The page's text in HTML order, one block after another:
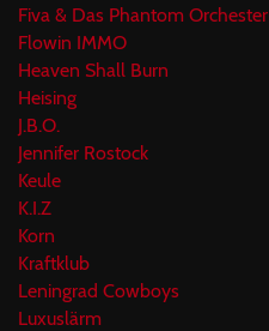
Fiva & Das Phantom Orchester
Flowin IMMO
Heaven Shall Burn
Heising
J.B.O.
Jennifer Rostock
Keule
K.I.Z
Korn
Kraftklub
Leningrad Cowboys
Luxuslärm